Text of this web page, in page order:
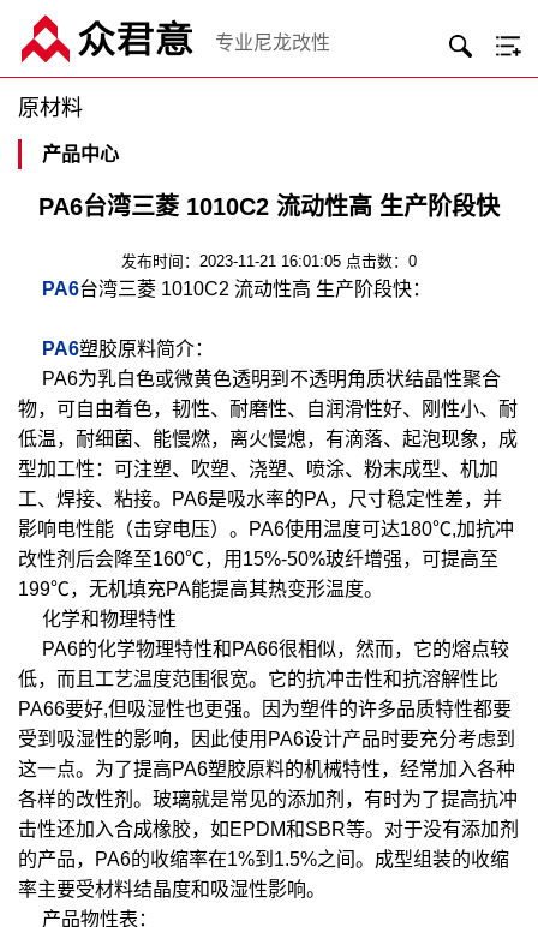
专业尼龙改性
原材料
产品中心
PA6台湾三菱 1010C2 流动性高 生产阶段快
发布时间：2023-11-21 16:01:05 点击数：0
PA6台湾三菱 1010C2 流动性高 生产阶段快：
PA6塑胶原料简介：
PA6为乳白色或微黄色透明到不透明角质状结晶性聚合
物，可自由着色，韧性、耐磨性、自润滑性好、刚性小、耐
低温，耐细菌、能慢燃，离火慢熄，有滴落、起泡现象，成
型加工性：可注塑、吹塑、浇塑、喷涂、粉末成型、机加
工、焊接、粘接。PA6是吸水率的PA，尺寸稳定性差，并
影响电性能（击穿电压）。PA6使用温度可达180℃,加抗冲
改性剂后会降至160℃，用15%-50%玻纤增强，可提高至
199℃，无机填充PA能提高其热变形温度。
化学和物理特性
PA6的化学物理特性和PA66很相似，然而，它的熔点较
低，而且工艺温度范围很宽。它的抗冲击性和抗溶解性比
PA66要好,但吸湿性也更强。因为塑件的许多品质特性都要
受到吸湿性的影响，因此使用PA6设计产品时要充分考虑到
这一点。为了提高PA6塑胶原料的机械特性，经常加入各种
各样的改性剂。玻璃就是常见的添加剂，有时为了提高抗冲
击性还加入合成橡胶，如EPDM和SBR等。对于没有添加剂
的产品，PA6的收缩率在1%到1.5%之间。成型组装的收缩
率主要受材料结晶度和吸湿性影响。
产品物性表：